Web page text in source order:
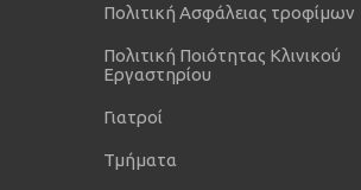
Πολιτική Ασφάλειας τροφίμων
Πολιτική Ποιότητας Κλινικού
Εργαστηρίου
Γιατροί
Τμήματα